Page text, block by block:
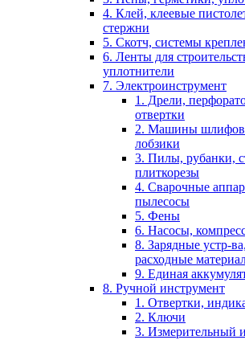
4. Клей, клеевые
стержни
5. Скотч, системы
6. Ленты для
уплотнители
7. Электроинструмент
1. Дрели,
отвертки
2. Машины
лобзики
3. Пилы, рубанки,
плиткорезы
4. Сварочные
пылесосы
5. Фены
6. Насосы,
8. Зарядные устр-
расходные
9. Единая
8. Ручной инструмент
1. Отвертки,
2. Ключи
3. Измерительный